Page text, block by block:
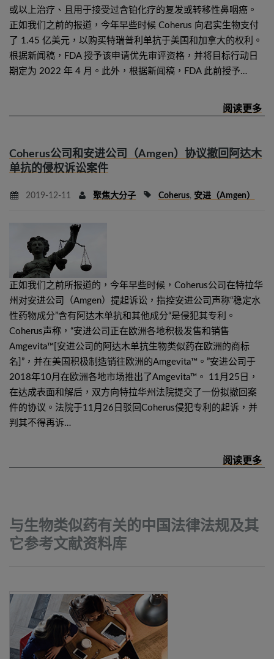
或以上治疗、且用于接受过含铂化疗的复发或转移性鼻咽癌。
正如我们之前的报道，今年早些时候 Coherus 向君实生物支付
了 1.45 亿美元，以购买特瑞普利单抗于美国和加拿大的权利。
根据新闻稿，FDA 授予该申请优先审评资格，并将目标行动日
期定为 2022 年 4 月。此外，根据新闻稿，FDA 此前授予…
Coherus公司和安进公司（Amgen）协议撤回阿达木
单抗的侵权诉讼案件
2019-12-11 聚焦大分子 Coherus, 安进（Amgen）
正如我们之前所报道的，今年早些时候，Coherus公司在特拉华
州对安进公司（Amgen）提起诉讼，指控安进公司声称“稳定水
性药物成分”含有阿达木单抗和其他成分“是侵犯其专利。
Coherus声称，“安进公司正在欧洲各地积极发售和销售
Amgevita™[安进公司的阿达木单抗生物类似药在欧洲的商标
名]”，并在美国积极制造销往欧洲的Amgevita™。”安进公司于
2018年10月在欧洲各地市场推出了Amgevita™。 11月25日，
在达成表面和解后，双方向特拉华州法院提交了一份拟撤回案
件的协议。法院于11月26日驳回Coherus侵犯专利的起诉，并
判其不得再诉…
与生物类似药有关的中国法律法规及其
它参考文献资料库